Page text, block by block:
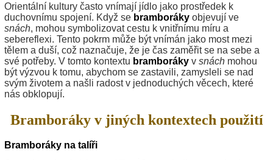
Orientální kultury často vnímají jídlo jako prostředek k
duchovnímu spojení. Když se bramboráky objevují ve
snách, mohou symbolizovat cestu k vnitřnímu míru a
sebereflexi. Tento pokrm může být vnímán jako most mezi
tělem a duší, což naznačuje, že je čas zaměřit se na sebe a
své potřeby. V tomto kontextu bramboráky v snách mohou
být výzvou k tomu, abychom se zastavili, zamysleli se nad
svým životem a našli radost v jednoduchých věcech, které
nás obklopují.
Bramboráky v jiných kontextech použití
Bramboráky na talíři